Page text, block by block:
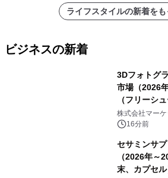
ライフスタイルの新着を
ビジネスの新着
3Dフォトグ
市場（2026
（フリーシ
グ、その他）
株式会社マー
16分前
セサミンサ
（2026年～
末、カプセ